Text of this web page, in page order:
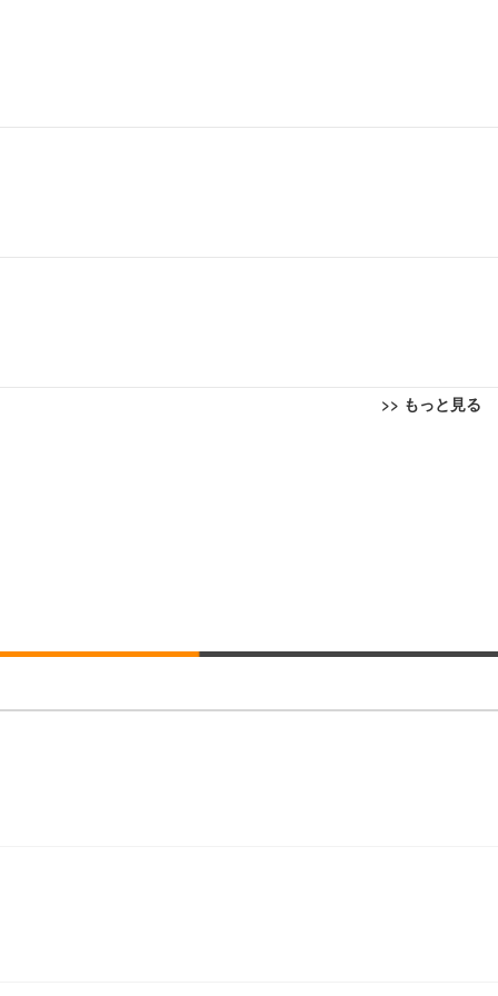
>> もっと見る
面昇降 強化ナイロン樹脂ベース 通気性メッシュ 在宅ワーク H-WY01
跳ね上げ式アームレスト 3Dヘッドレスト ハンガー付き 高反発クッ
整 スイベル VESA対応 ComfortView ビジネス向け
1) (ケース販売)